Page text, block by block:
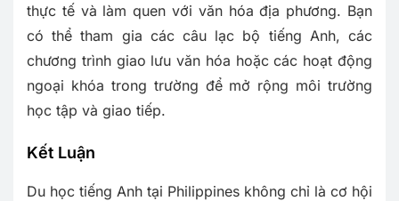
thực tế và làm quen với văn hóa địa phương. Bạn
có thể tham gia các câu lạc bộ tiếng Anh, các
chương trình giao lưu văn hóa hoặc các hoạt động
ngoại khóa trong trường để mở rộng môi trường
học tập và giao tiếp.
Kết Luận
Du học tiếng Anh tại Philippines không chỉ là cơ hội